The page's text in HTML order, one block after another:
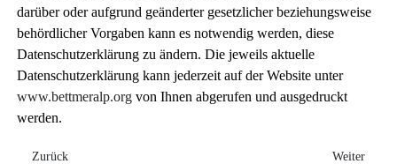
darüber oder aufgrund geänderter gesetzlicher beziehungsweise
behördlicher Vorgaben kann es notwendig werden, diese
Datenschutzerklärung zu ändern. Die jeweils aktuelle
Datenschutzerklärung kann jederzeit auf der Website unter
www.bettmeralp.org von Ihnen abgerufen und ausgedruckt
werden.
Vorheriger Beitrag: | Disclaimer |
Zurück Nächster
Weiter